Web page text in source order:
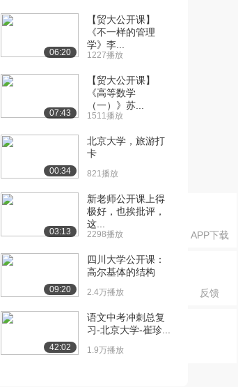
APP下载
反馈
型：我的学生适合...
例：重庆聚奎中学...
[16] 北京大学公开课：这
周要攀登的高峰-...
1.3万播放
[17] 北京大学公开课：翻
转课堂课前任务与...
1.9万播放
[18] 北京大学公开课：课
1.5万播放
[19] 北京大学公开课：案
2.6万播放
[20] 北京大学公开课：案
例2：高中英语《...
06:20
【贸大公开课】
《不一样的管理
学》李...
1227播放
07:43
【贸大公开课】
《高等数学
（一）》苏...
1511播放
00:34
北京大学，旅游打
卡
821播放
03:13
新老师公开课上得
极好，也挨批评，
这...
2298播放
09:20
四川大学公开课：
高尔基体的结构
2.4万播放
42:02
语文中考冲刺总复
习-北京大学-崔珍...
1.9万播放